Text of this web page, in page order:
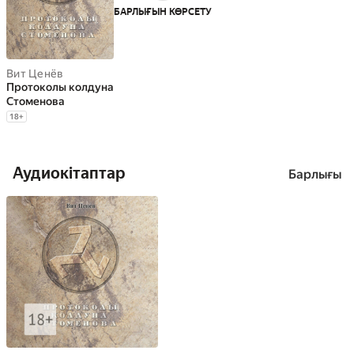
элегантное решение для любой проблемы, найти
простое объяснение любому феномену, любому
поступку и ситуации. Источник
Вит Ценёв
Протоколы колдуна
Стоменова
18+
БАРЛЫҒЫН КӨРСЕТУ
Аудиокітаптар Барлығы